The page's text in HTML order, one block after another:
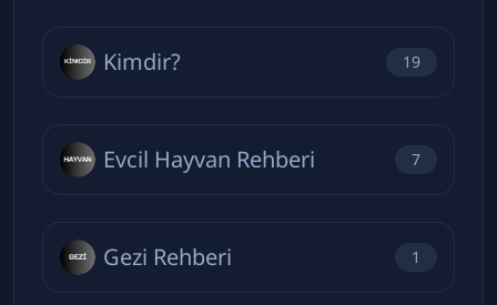
Kimdir? 19
Evcil Hayvan Rehberi 7
Gezi Rehberi 1